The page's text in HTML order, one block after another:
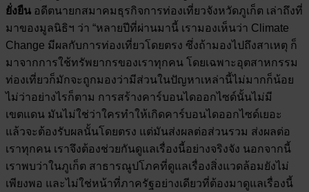
ยั่งยืน อดีตนายกสมาคมธุรกิจการท่องเที่ยวจังหวัดภูเก็ต เล่าถึงที่
มาของมูลนิธิฯ ว่า “หลายปีที่ผ่านมานี้ เรามองเห็นว่า Climate
Change มีผลกับการท่องเที่ยวโดยตรง ซึ่งถ้ามองไปถึงสาเหตุ ก็
มาจากการใช้ทรัพยากรของเราทุกคน โดยเฉพาะอุตสาหกรรม
ท่องเที่ยวก็มักจะถูกมองว่ามีส่วนในปัญหาเหล่านี้ไม่มากก็น้อย
ไม่ว่าอย่างไรก็ตาม การสร้างคาร์บอนไดออกไซด์นั้นไม่มี
เขตแดน มันไม่ใช่ว่าใครทำให้เกิดคาร์บอนไดออกไซด์เยอะ
แล้วจะต้องรับผลนั้นโดยตรง แต่มันส่งผลต่อส่วนรวม ส่งผลต่อ
เราทุกคน เราจึงต้องช่วยกันดูแลเรื่องนี้อย่างจริงจัง นอกจากนี้
เราพบว่าในภูเก็ต สาธารณูปโภคที่ดูแลเรื่องสิ่งแวดล้อมยังไม่
เพียงพอ และไม่ใช่หน้าที่ภาครัฐอย่างเดียวที่ต้องมาดูแลเรื่องนี้